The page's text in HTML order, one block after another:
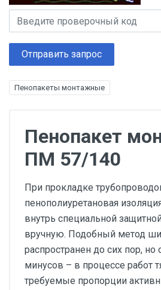
Отправить запрос
Пенопакеты монтажные
Пенопакет
ПМ 57/140
При прокладке
пенополиуретановая
внутрь специальной
вручную. Подобный метод
распространен до сих пор, но
минусов – в процессе работ
требуемые пропорции